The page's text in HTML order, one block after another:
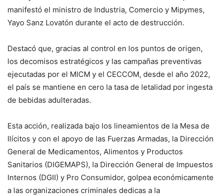
manifestó el ministro de Industria, Comercio y Mipymes,
Yayo Sanz Lovatón durante el acto de destrucción.
Destacó que, gracias al control en los puntos de origen,
los decomisos estratégicos y las campañas preventivas
ejecutadas por el MICM y el CECCOM, desde el año 2022,
el país se mantiene en cero la tasa de letalidad por ingesta
de bebidas adulteradas.
Esta acción, realizada bajo los lineamientos de la Mesa de
Ilícitos y con el apoyo de las Fuerzas Armadas, la Dirección
General de Medicamentos, Alimentos y Productos
Sanitarios (DIGEMAPS), la Dirección General de Impuestos
Internos (DGII) y Pro Consumidor, golpea económicamente
a las organizaciones criminales dedicas a la